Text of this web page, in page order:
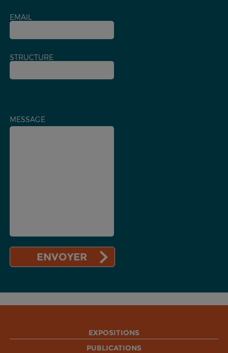
EMAIL
STRUCTURE
MESSAGE
EXPOSITIONS
PUBLICATIONS